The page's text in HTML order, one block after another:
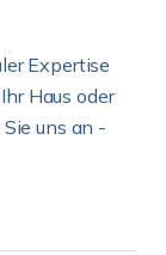
Expertise
Haus oder
uns an -